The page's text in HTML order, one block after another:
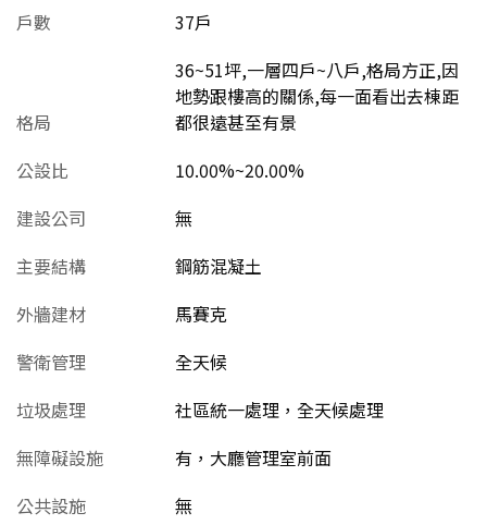
戶數
37戶
格局
36~51坪,一層四戶~八戶,格局方正,因
地勢跟樓高的關係,每一面看出去棟距
都很遠甚至有景
公設比
10.00%~20.00%
建設公司
無
主要結構
鋼筋混凝土
外牆建材
馬賽克
警衛管理
全天候
垃圾處理
社區統一處理，全天候處理
無障礙設施
有，大廳管理室前面
公共設施
無